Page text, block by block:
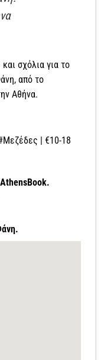
σχόλια για το
από το
Αθήνα.
| €10-18